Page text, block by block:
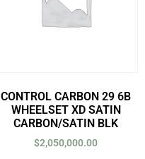
CONTROL CARBON 29 6B
WHEELSET XD SATIN
CARBON/SATIN BLK
$2,050,000.00